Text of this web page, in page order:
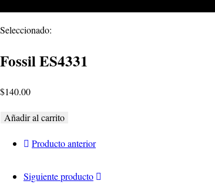
Seleccionado:
Fossil ES4331
$140.00
Añadir al carrito
Producto anterior
Siguiente producto